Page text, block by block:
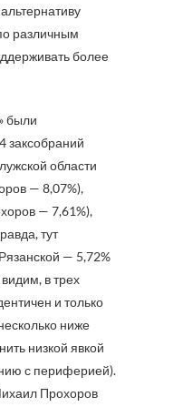
различным
более
были
заксобраний
области
— 8,07%),
— 7,61%),
тут
— 5,72%
в трех
и только
ниже
низкой явкой
с периферией).
Прохоров